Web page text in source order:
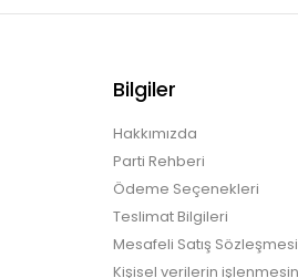
Bilgiler
Hakkımızda
Parti Rehberi
Ödeme Seçenekleri
Teslimat Bilgileri
Mesafeli Satış Sözleşmesi
Kişisel verilerin